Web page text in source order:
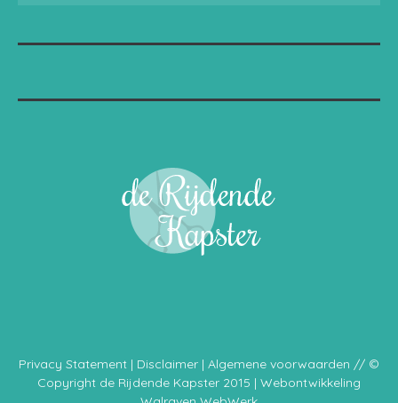
Privacy Statement | Disclaimer | Algemene voorwaarden // ©
Copyright de Rijdende Kapster 2015 | Webontwikkeling